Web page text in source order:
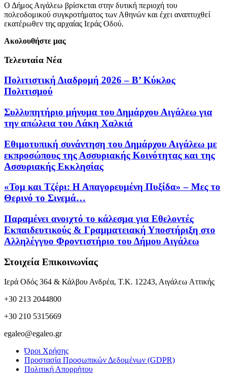
Ο Δήμος Αιγάλεω βρίσκεται στην δυτική περιοχή του
πολεοδομικού συγκροτήματος των Αθηνών και έχει αναπτυχθεί
εκατέρωθεν της αρχαίας Ιεράς Οδού.
Ακολουθήστε μας
Τελευταία Νέα
Πολιτιστική Διαδρομή 2026 – Β’ Κύκλος
Πολιτισμού
Συλλυπητήριο μήνυμα του Δημάρχου Αιγάλεω για
την απώλεια του Λάκη Χαλκιά
Εθιμοτυπική συνάντηση του Δημάρχου Αιγάλεω με
εκπροσώπους της Ασσυριακής Κοινότητας και της
Ασσυριακής Εκκλησίας
«Τομ και Τζέρι: Η Απαγορευμένη Πυξίδα» – Μες το
Θερινό το Σινεμά…
Παραμένει ανοιχτό το κάλεσμα για Εθελοντές
Εκπαιδευτικούς & Γραμματειακή Υποστήριξη στο
Αλληλέγγυο Φροντιστήριο του Δήμου Αιγάλεω
Στοιχεία Επικοινωνίας
Ιερά Οδός 364 & Κάλβου Ανδρέα, Τ.Κ. 12243, Αιγάλεω Αττικής
+30 213 2044800
+30 210 5315669
egaleo@egaleo.gr
Όροι Χρήσης
Προστασία Προσωπικών Δεδομένων (GDPR)
Πολιτική Απορρήτου